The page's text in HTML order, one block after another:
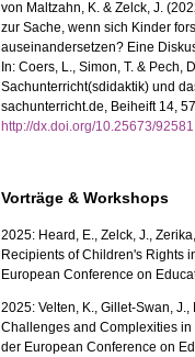
von Maltzahn, K. & Zelck, J.
zur Sache, wenn sich Kinder
auseinandersetzen? Eine
In: Coers, L., Simon, T. & Pech,
Sachunterricht(sdidaktik) und
sachunterricht.de, Beiheift 14,
http://dx.doi.org/10.25673/
Vorträge & Workshops
2025: Heard, E., Zelck, J.,
Recipients of Children's Rights
European Conference on
2025: Velten, K., Gillet-Swan, J.,
Challenges and Complexities in
der European Conference on